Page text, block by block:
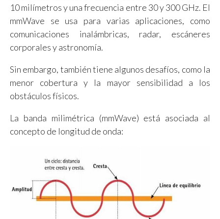
10 milímetros y una frecuencia entre 30 y 300 GHz. El
mmWave se usa para varias aplicaciones, como
comunicaciones inalámbricas, radar, escáneres
corporales y astronomía.
Sin embargo, también tiene algunos desafíos, como la
menor cobertura y la mayor sensibilidad a los
obstáculos físicos.
La banda milimétrica (mmWave) está asociada al
concepto de longitud de onda: